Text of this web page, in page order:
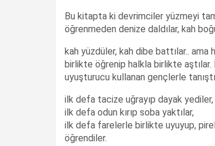
Bu kitapta ki devrimciler yüzmeyi
öğrenmeden denize daldılar, kah
kah yüzdüler, kah dibe battılar.. ama
birlikte öğrenip halkla birlikte
uyuşturucu kullanan gençlerle
ilk defa tacize uğrayıp dayak yediler,
ilk defa odun kırıp soba yaktılar,
ilk defa farelerle birlikte uyuyup,
öğrendiler.